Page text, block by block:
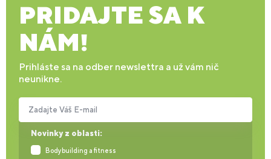
PRIDAJTE SA K
NÁM!
Prihláste sa na odber newslettra a už vám nič
neunikne.
Novinky z oblasti:
Bodybuilding a fitness
Zadajte Váš E-mail